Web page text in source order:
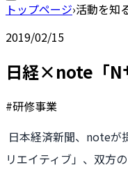
トップページ›活動を知
2019/02/15
日経×note「N
#研修事業
日本経済新聞、noteが
リエイティブ」、双方